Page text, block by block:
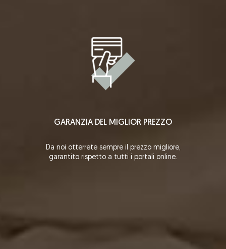
GARANZIA DEL MIGLIOR PREZZO
Da noi otterrete sempre il prezzo migliore,
garantito rispetto a tutti i portali online.